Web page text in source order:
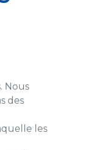
Nous
des
les